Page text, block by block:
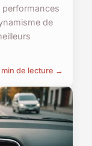
performances
de
min de lecture →